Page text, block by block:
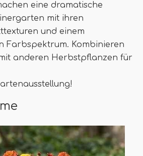
eine dramatische
mit ihren
und einem
Farbspektrum. Kombinieren
anderen Herbstpflanzen für